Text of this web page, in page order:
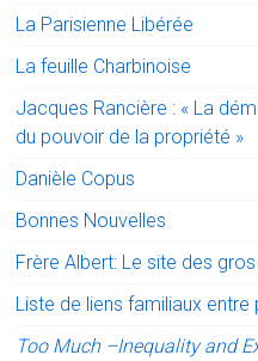
La Parisienne Libérée
La feuille Charbinoise
Jacques Rancière : « La
du pouvoir de la propriété »
Danièle Copus
Bonnes Nouvelles
Frère Albert: Le site des
Liste de liens familiaux
Too Much –Inequality and